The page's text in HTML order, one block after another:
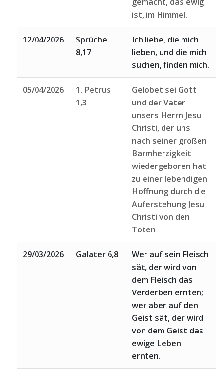
ist, im Himmel.
12/04/2026
Sprüche
8,17
Ich liebe, die mich
lieben, und die mich
suchen, finden mich.
05/04/2026
1. Petrus
1,3
Gelobet sei Gott
und der Vater
unsers Herrn Jesu
Christi, der uns
nach seiner großen
Barmherzigkeit
wiedergeboren hat
zu einer lebendigen
Hoffnung durch die
Auferstehung Jesu
Christi von den
Toten
29/03/2026 Galater 6,8
Wer auf sein Fleisch
sät, der wird von
dem Fleisch das
Verderben ernten;
wer aber auf den
Geist sät, der wird
von dem Geist das
ewige Leben
ernten.